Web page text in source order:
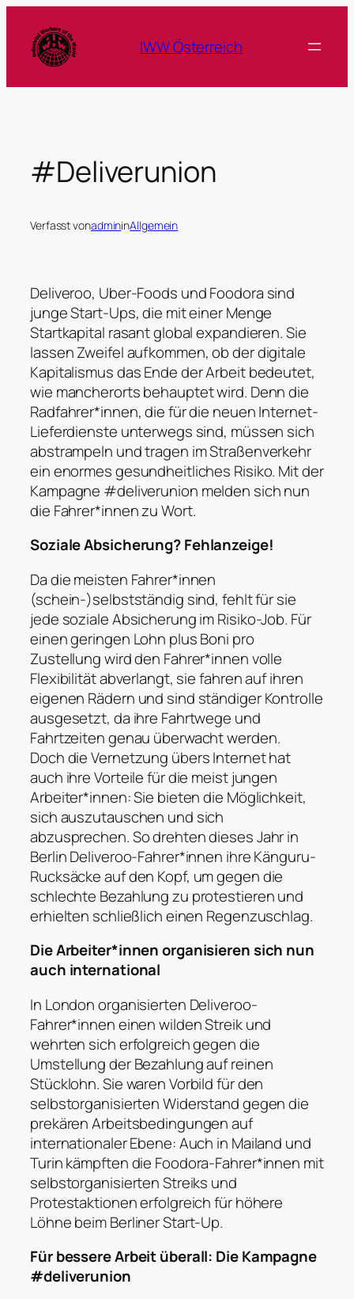
Inhalt
springen
IWW Österreich
#Deliverunion
Verfasst vonadmininAllgemein
Deliveroo, Uber-Foods und Foodora sind
junge Start-Ups, die mit einer Menge
Startkapital rasant global expandieren. Sie
lassen Zweifel aufkommen, ob der digitale
Kapitalismus das Ende der Arbeit bedeutet,
wie mancherorts behauptet wird. Denn die
Radfahrer*innen, die für die neuen Internet-
Lieferdienste unterwegs sind, müssen sich
abstrampeln und tragen im Straßenverkehr
ein enormes gesundheitliches Risiko. Mit der
Kampagne #deliverunion melden sich nun
die Fahrer*innen zu Wort.
Soziale Absicherung? Fehlanzeige!
Da die meisten Fahrer*innen
(schein-)selbstständig sind, fehlt für sie
jede soziale Absicherung im Risiko-Job. Für
einen geringen Lohn plus Boni pro
Zustellung wird den Fahrer*innen volle
Flexibilität abverlangt, sie fahren auf ihren
eigenen Rädern und sind ständiger Kontrolle
ausgesetzt, da ihre Fahrtwege und
Fahrtzeiten genau überwacht werden.
Doch die Vernetzung übers Internet hat
auch ihre Vorteile für die meist jungen
Arbeiter*innen: Sie bieten die Möglichkeit,
sich auszutauschen und sich
abzusprechen. So drehten dieses Jahr in
Berlin Deliveroo-Fahrer*innen ihre Känguru-
Rucksäcke auf den Kopf, um gegen die
schlechte Bezahlung zu protestieren und
erhielten schließlich einen Regenzuschlag.
Die Arbeiter*innen organisieren sich nun
auch international
In London organisierten Deliveroo-
Fahrer*innen einen wilden Streik und
wehrten sich erfolgreich gegen die
Umstellung der Bezahlung auf reinen
Stücklohn. Sie waren Vorbild für den
selbstorganisierten Widerstand gegen die
prekären Arbeitsbedingungen auf
internationaler Ebene: Auch in Mailand und
Turin kämpften die Foodora-Fahrer*innen mit
selbstorganisierten Streiks und
Protestaktionen erfolgreich für höhere
Löhne beim Berliner Start-Up.
Für bessere Arbeit überall: Die Kampagne
#deliverunion